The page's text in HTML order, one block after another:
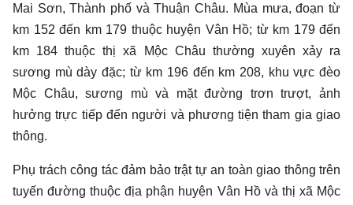
Mai Sơn, Thành phố và Thuận Châu. Mùa mưa, đoạn từ
km 152 đến km 179 thuộc huyện Vân Hồ; từ km 179 đến
km 184 thuộc thị xã Mộc Châu thường xuyên xảy ra
sương mù dày đặc; từ km 196 đến km 208, khu vực đèo
Mộc Châu, sương mù và mặt đường trơn trượt, ảnh
hưởng trực tiếp đến người và phương tiện tham gia giao
thông.
Phụ trách công tác đảm bảo trật tự an toàn giao thông trên
tuyến đường thuộc địa phận huyện Vân Hồ và thị xã Mộc